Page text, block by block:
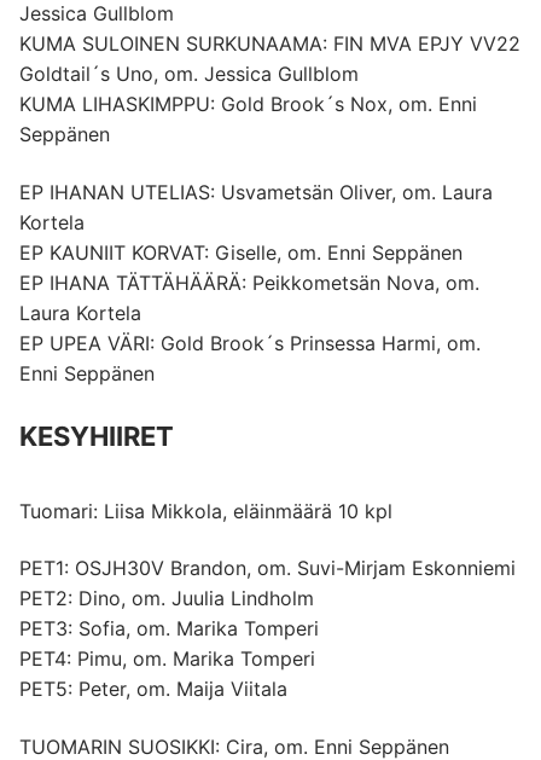
Jessica Gullblom
KUMA SULOINEN SURKUNAAMA: FIN MVA EPJY VV22
Goldtail´s Uno, om. Jessica Gullblom
KUMA LIHASKIMPPU: Gold Brook´s Nox, om. Enni
Seppänen
EP IHANAN UTELIAS: Usvametsän Oliver, om. Laura
Kortela
EP KAUNIIT KORVAT: Giselle, om. Enni Seppänen
EP IHANA TÄTTÄHÄÄRÄ: Peikkometsän Nova, om.
Laura Kortela
EP UPEA VÄRI: Gold Brook´s Prinsessa Harmi, om.
Enni Seppänen
KESYHIIRET
Tuomari: Liisa Mikkola, eläinmäärä 10 kpl
PET1: OSJH30V Brandon, om. Suvi-Mirjam Eskonniemi
PET2: Dino, om. Juulia Lindholm
PET3: Sofia, om. Marika Tomperi
PET4: Pimu, om. Marika Tomperi
PET5: Peter, om. Maija Viitala
TUOMARIN SUOSIKKI: Cira, om. Enni Seppänen